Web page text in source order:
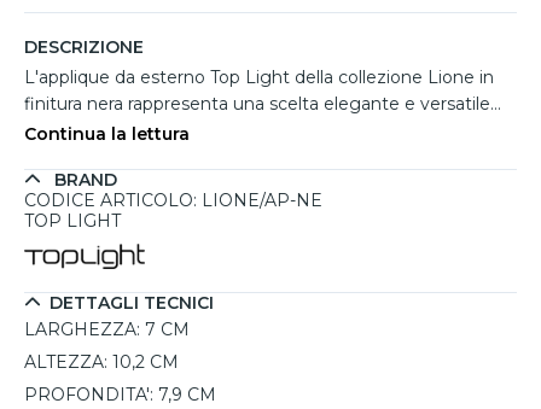
DESCRIZIONE
L'applique da esterno Top Light della collezione Lione in
finitura nera rappresenta una scelta elegante e versatile
per illuminare spazi outdoor con uno stile moderno e
effetto luminoso diretto e raffinato, perfetto per
valorizzare ingressi, terrazze, balconi e pareti esterne di
si abbina facilmente a superfici chiare, pietra o rivestimenti
moderni, creando un contrasto estetico molto ricercato.
Realizzata in pressofusione di alluminio con diffusore in
vetro trasparente, utilizza 1 lampadina GU10
intercambiabile fino a 9W, lasciando libertà nella scelta
dell'intensità e tonalità della luce. Il grado IP65 garantisce
Continua la lettura
BRAND
CODICE ARTICOLO: LIONE/AP-NE
TOP LIGHT
DETTAGLI TECNICI
LARGHEZZA: 7 CM
ALTEZZA: 10,2 CM
PROFONDITA': 7,9 CM